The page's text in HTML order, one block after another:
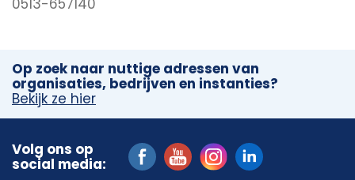
0513-657140
Op zoek naar nuttige adressen van
organisaties, bedrijven en instanties?
Bekijk ze hier
Volg ons op
social media: